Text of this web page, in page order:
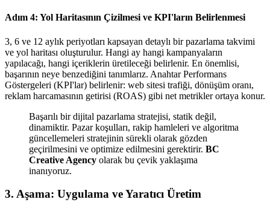
Adım 4: Yol Haritasının Çizilmesi ve KPI'ların Belirlenmesi
3, 6 ve 12 aylık periyotları kapsayan detaylı bir pazarlama takvimi
ve yol haritası oluşturulur. Hangi ay hangi kampanyaların
yapılacağı, hangi içeriklerin üretileceği belirlenir. En önemlisi,
başarının neye benzediğini tanımlarız. Anahtar Performans
Göstergeleri (KPI'lar) belirlenir: web sitesi trafiği, dönüşüm oranı,
reklam harcamasının getirisi (ROAS) gibi net metrikler ortaya konur.
Başarılı bir dijital pazarlama stratejisi, statik değil,
dinamiktir. Pazar koşulları, rakip hamleleri ve algoritma
güncellemeleri stratejinin sürekli olarak gözden
geçirilmesini ve optimize edilmesini gerektirir. BC
Creative Agency olarak bu çevik yaklaşıma
inanıyoruz.
3. Aşama: Uygulama ve Yaratıcı Üretim